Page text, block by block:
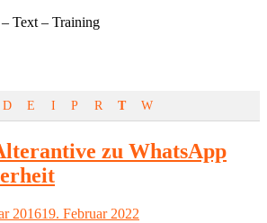
D E I P R T W
zu WhatsApp
201619. Februar 2022